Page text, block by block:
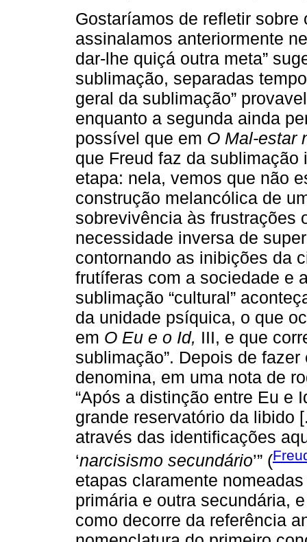
Gostaríamos de refletir
assinalamos anteriormente
dar-lhe quiçá outra meta”
sublimação, separadas
geral da sublimação”
enquanto a segunda ainda
possível que em O Mal-estar
que Freud faz da
etapa: nela, vemos que não
construção melancólica de
sobrevivência às frustrações
necessidade inversa de
contornando as inibições da
frutíferas com a sociedade e
sublimação “cultural”
da unidade psíquica, o que
em O Eu e o Id, III, e que
sublimação”. Depois de
denomina, em uma nota de
“Após a distinção entre Eu e
grande reservatório da libido
através das identificações
‘narcisismo secundário’” (
etapas claramente
primária e outra secundária,
como decorre da referência